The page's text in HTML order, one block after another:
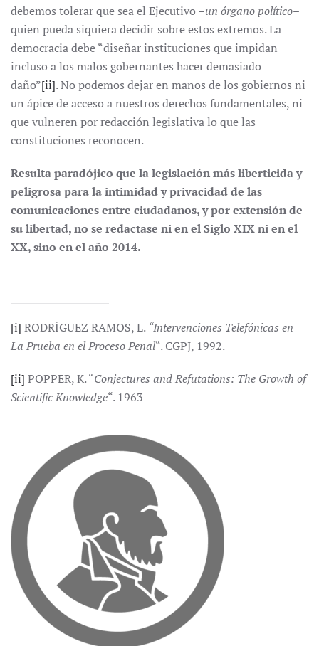
debemos tolerar que sea el Ejecutivo –un órgano político–
quien pueda siquiera decidir sobre estos extremos. La
democracia debe “diseñar instituciones que impidan
incluso a los malos gobernantes hacer demasiado
daño”[ii]. No podemos dejar en manos de los gobiernos ni
un ápice de acceso a nuestros derechos fundamentales, ni
que vulneren por redacción legislativa lo que las
constituciones reconocen.
Resulta paradójico que la legislación más liberticida y
peligrosa para la intimidad y privacidad de las
comunicaciones entre ciudadanos, y por extensión de
su libertad, no se redactase ni en el Siglo XIX ni en el
XX, sino en el año 2014.
[i] RODRÍGUEZ RAMOS, L. “Intervenciones Telefónicas en
La Prueba en el Proceso Penal“. CGPJ, 1992.
[ii] POPPER, K. “Conjectures and Refutations: The Growth of
Scientific Knowledge“. 1963